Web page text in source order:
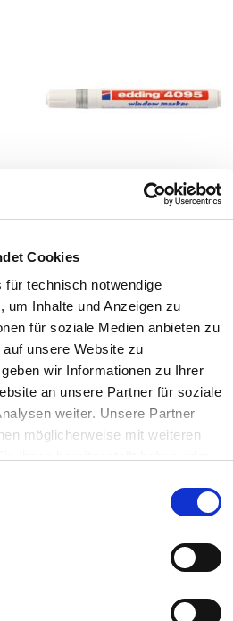
Cookies
für technisch notwendige
um Inhalte und Anzeigen zu
für soziale Medien anbieten zu
unsere Website zu
wir Informationen zu Ihrer
an unsere Partner für soziale
weiter. Unsere Partner
möglicherweise mit weiteren
5,90 €
für Pferde